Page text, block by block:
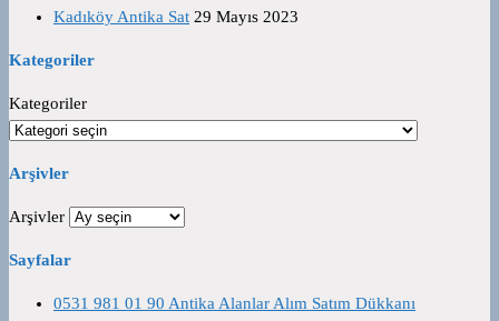
Kadıköy Antika Sat 29 Mayıs 2023
Kategoriler
Kategoriler
Arşivler
Arşivler
Sayfalar
0531 981 01 90 Antika Alanlar Alım Satım Dükkanı